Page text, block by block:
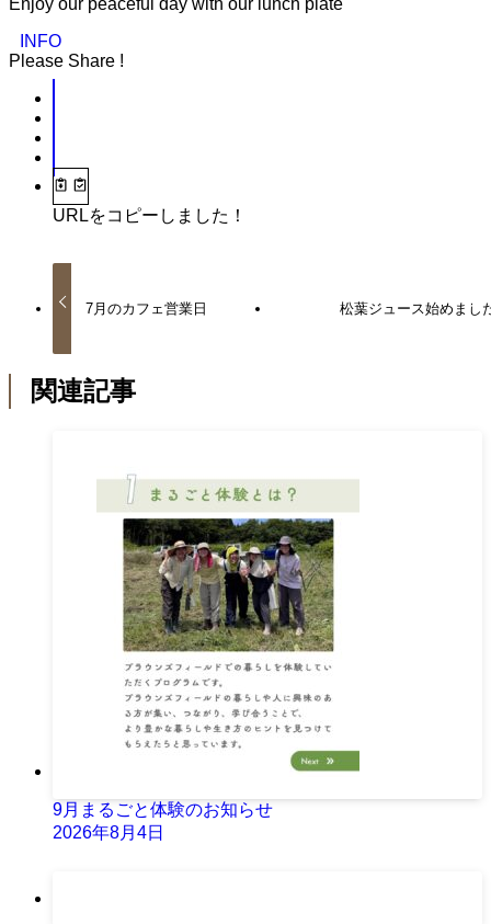
INFO
Please Share !
URLをコピーしました！
7月のカフェ営業日 松葉ジュース始めまし
関連記事
9月まるごと体験のお知らせ
2026年8月4日